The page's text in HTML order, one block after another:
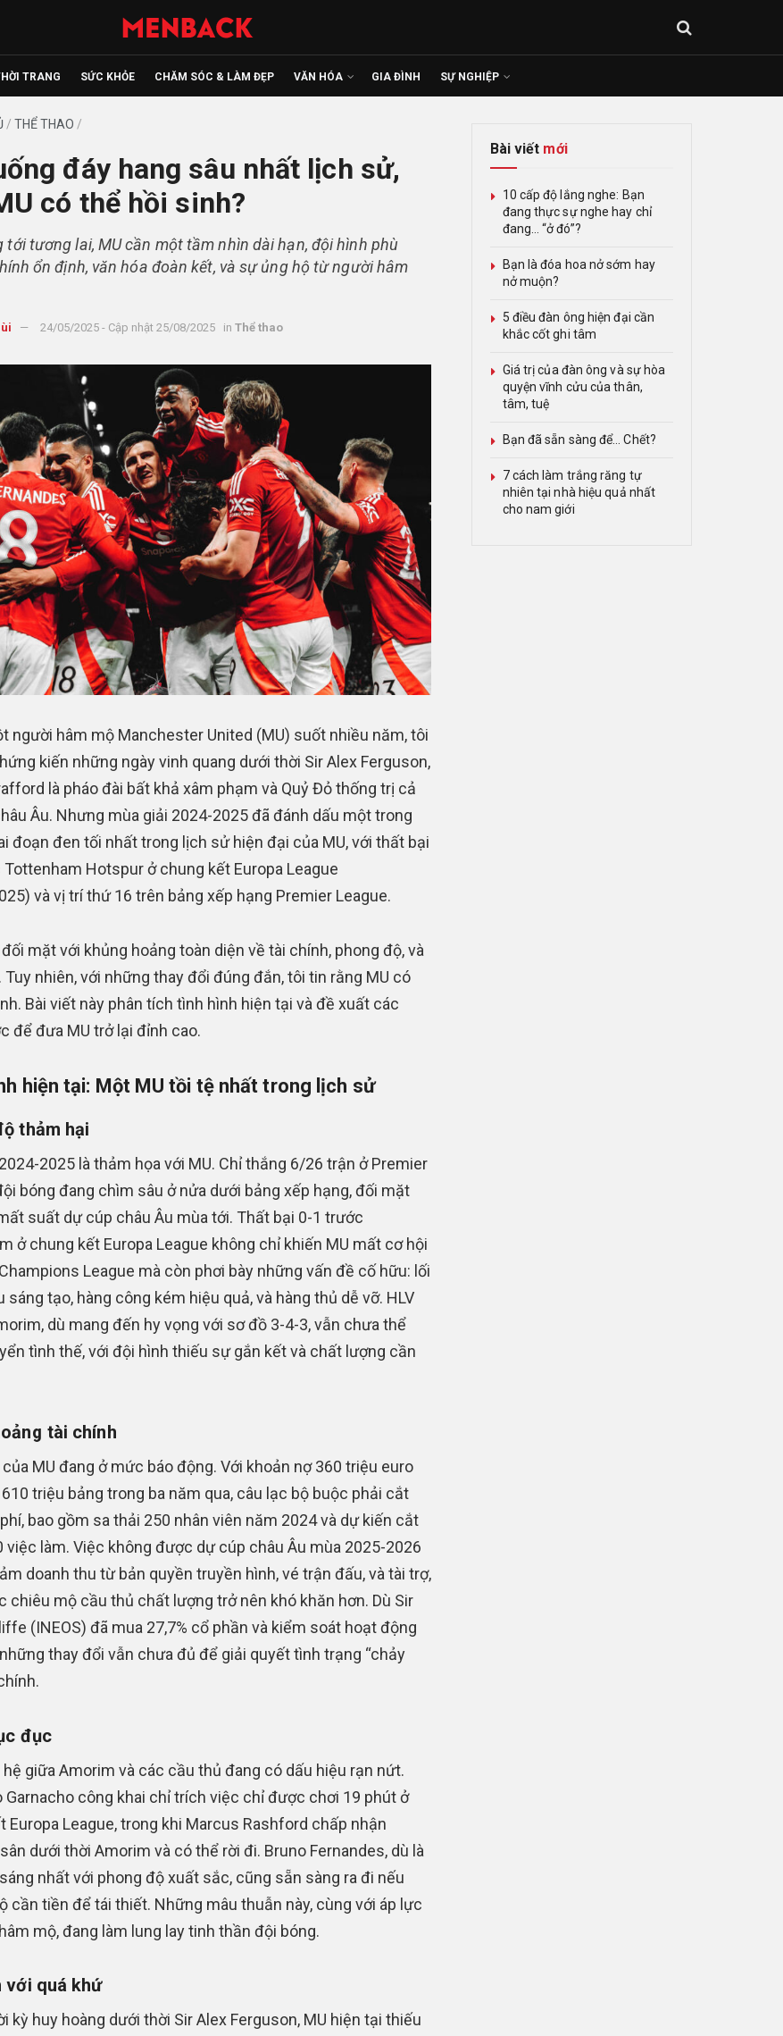
TRANG SỨC KHỎE CHĂM SÓC & LÀM ĐẸP VĂN HÓA GIA ĐÌNH SỰ NGHIỆP
/ THỂ THAO /
đáy hang sâu nhất lịch sử,
có thể hồi sinh?
tới tương lai, MU cần một tầm nhìn dài hạn, đội hình phù
ổn định, văn hóa đoàn kết, và sự ủng hộ từ người hâm
24/05/2025 - Cập nhật 25/08/2025 in Thể thao
người hâm mộ Manchester United (MU) suốt nhiều năm, tôi
kiến những ngày vinh quang dưới thời Sir Alex Ferguson,
là pháo đài bất khả xâm phạm và Quỷ Đỏ thống trị cả
Âu. Nhưng mùa giải 2024-2025 đã đánh dấu một trong
đoạn đen tối nhất trong lịch sử hiện đại của MU, với thất bại
Hotspur ở chung kết Europa League
và vị trí thứ 16 trên bảng xếp hạng Premier League.
mặt với khủng hoảng toàn diện về tài chính, phong độ, và
nhiên, với những thay đổi đúng đắn, tôi tin rằng MU có
Bài viết này phân tích tình hình hiện tại và đề xuất các
để đưa MU trở lại đỉnh cao.
hiện tại: Một MU tồi tệ nhất trong lịch sử
thảm hại
2025 là thảm họa với MU. Chỉ thắng 6/26 trận ở Premier
bóng đang chìm sâu ở nửa dưới bảng xếp hạng, đối mặt
suất dự cúp châu Âu mùa tới. Thất bại 0-1 trước
ở chung kết Europa League không chỉ khiến MU mất cơ hội
League mà còn phơi bày những vấn đề cố hữu: lối
sáng tạo, hàng công kém hiệu quả, và hàng thủ dễ vỡ. HLV
dù mang đến hy vọng với sơ đồ 3-4-3, vẫn chưa thể
tình thế, với đội hình thiếu sự gắn kết và chất lượng cần
tài chính
MU đang ở mức báo động. Với khoản nợ 360 triệu euro
triệu bảng trong ba năm qua, câu lạc bộ buộc phải cắt
bao gồm sa thải 250 nhân viên năm 2024 và dự kiến cắt
việc làm. Việc không được dự cúp châu Âu mùa 2025-2026
doanh thu từ bản quyền truyền hình, vé trận đấu, và tài trợ,
chiêu mộ cầu thủ chất lượng trở nên khó khăn hơn. Dù Sir
(INEOS) đã mua 27,7% cổ phần và kiểm soát hoạt động
thay đổi vẫn chưa đủ để giải quyết tình trạng “chảy
đục
hệ giữa Amorim và các cầu thủ đang có dấu hiệu rạn nứt.
Garnacho công khai chỉ trích việc chỉ được chơi 19 phút ở
Europa League, trong khi Marcus Rashford chấp nhận
dưới thời Amorim và có thể rời đi. Bruno Fernandes, dù là
nhất với phong độ xuất sắc, cũng sẵn sàng ra đi nếu
cần tiền để tái thiết. Những mâu thuẫn này, cùng với áp lực
mộ, đang làm lung lay tinh thần đội bóng.
với quá khứ
kỳ huy hoàng dưới thời Sir Alex Ferguson, MU hiện tại thiếu
Bài viết mới
10 cấp độ lắng nghe: Bạn
đang thực sự nghe hay chỉ
đang… “ở đó”?
Bạn là đóa hoa nở sớm hay
nở muộn?
5 điều đàn ông hiện đại cần
khắc cốt ghi tâm
Giá trị của đàn ông và sự hòa
quyện vĩnh cửu của thân,
tâm, tuệ
Bạn đã sẵn sàng để… Chết?
7 cách làm trắng răng tự
nhiên tại nhà hiệu quả nhất
cho nam giới